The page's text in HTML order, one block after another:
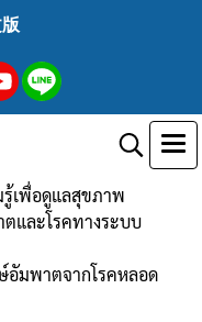
เพื่อดูแลสุขภาพ
ละโรคทางระบบ
อัมพาตจากโรคหลอด